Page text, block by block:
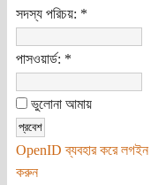
সদস্য পরিচয়: *
পাসওয়ার্ড: *
ভুলোনা আমায়
OpenID ব্যবহার করে লগইন
করুন